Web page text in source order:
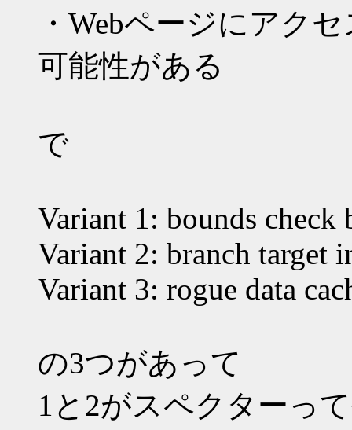
・Webページにアク
可能性がある
で
Variant 1: bounds
Variant 2: branch
Variant 3: rogue data
の3つがあって
1と2がスペクターっ